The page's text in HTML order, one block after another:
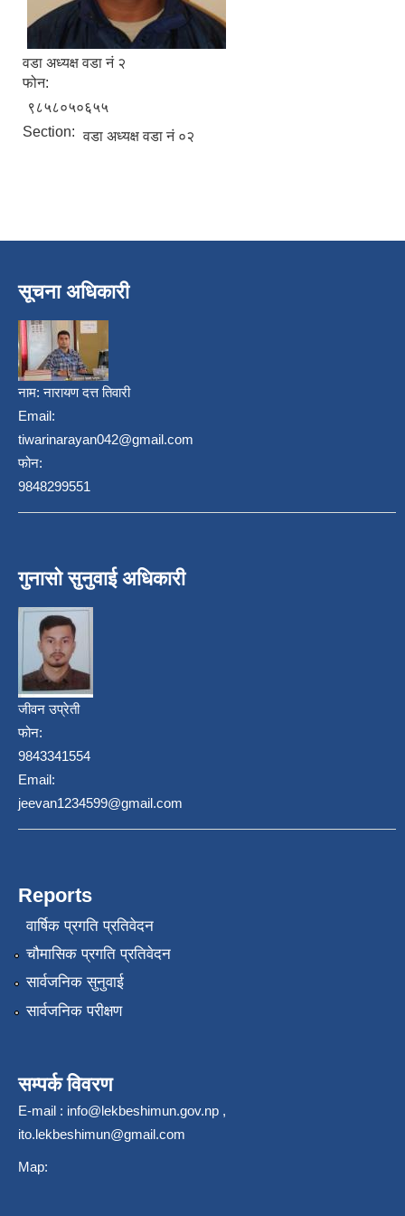
वडा अध्यक्ष वडा नं २
फोन:
९८५८०५०६५५
Section: वडा अध्यक्ष वडा नं ०२
सूचना अधिकारी
नाम:नारायण दत्त तिवारी
Email:
tiwarinarayan042@gmail.com
फोन:
9848299551
गुनासो सुनुवाई अधिकारी
जीवन उप्रेती
फोन:
9843341554
Email:
jeevan1234599@gmail.com
Reports
वार्षिक प्रगति प्रतिवेदन
चौमासिक प्रगति प्रतिवेदन
सार्वजनिक सुनुवाई
सार्वजनिक परीक्षण
सम्पर्क विवरण
E-mail : info@lekbeshimun.gov.np ,
ito.lekbeshimun@gmail.com
Map: